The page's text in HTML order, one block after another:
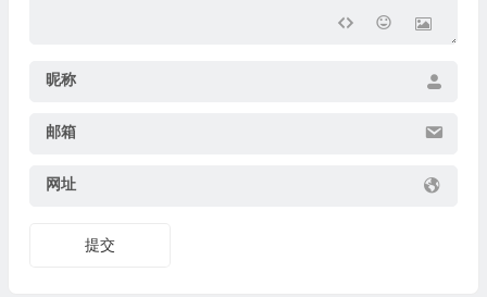
昵称
邮箱
网址
提交